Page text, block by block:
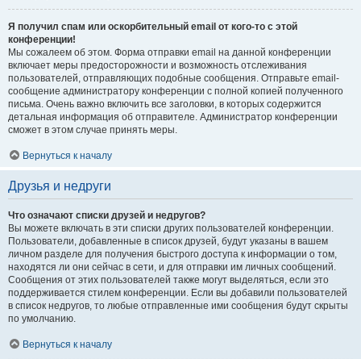
Я получил спам или оскорбительный email от кого-то с этой
конференции!
Мы сожалеем об этом. Форма отправки email на данной конференции
включает меры предосторожности и возможность отслеживания
пользователей, отправляющих подобные сообщения. Отправьте email-
сообщение администратору конференции с полной копией полученного
письма. Очень важно включить все заголовки, в которых содержится
детальная информация об отправителе. Администратор конференции
сможет в этом случае принять меры.
Вернуться к началу
Друзья и недруги
Что означают списки друзей и недругов?
Вы можете включать в эти списки других пользователей конференции.
Пользователи, добавленные в список друзей, будут указаны в вашем
личном разделе для получения быстрого доступа к информации о том,
находятся ли они сейчас в сети, и для отправки им личных сообщений.
Сообщения от этих пользователей также могут выделяться, если это
поддерживается стилем конференции. Если вы добавили пользователей
в список недругов, то любые отправленные ими сообщения будут скрыты
по умолчанию.
Вернуться к началу